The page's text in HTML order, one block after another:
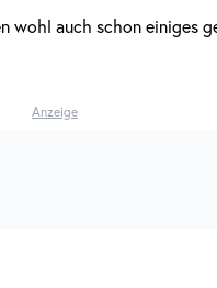
wohl auch schon einiges
Anzeige